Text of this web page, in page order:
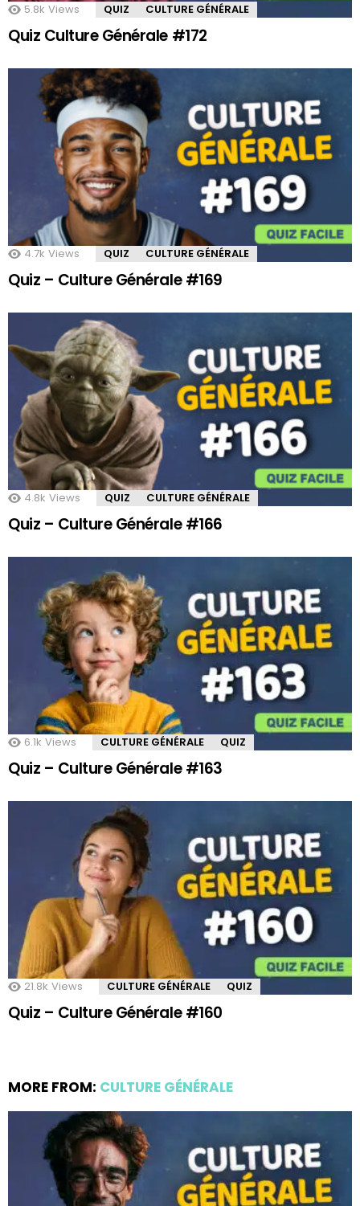
5.8k Views QUIZ CULTURE GÉNÉRALE
Quiz Culture Générale #172
4.7k Views QUIZ CULTURE GÉNÉRALE
Quiz – Culture Générale #169
4.8k Views QUIZ CULTURE GÉNÉRALE
Quiz – Culture Générale #166
6.1k Views CULTURE GÉNÉRALE QUIZ
Quiz – Culture Générale #163
21.8k Views CULTURE GÉNÉRALE QUIZ
Quiz – Culture Générale #160
MORE FROM: CULTURE GÉNÉRALE